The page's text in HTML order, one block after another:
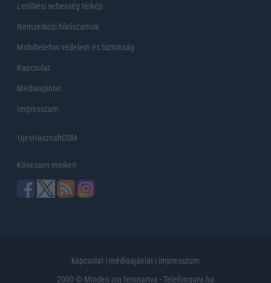
Letöltési sebesség térkép
Nemzetközi hívószámok
Mobiltelefon védelem és biztonság
Kapcsolat
Médiaajánlat
Impresszum
UjesHasznaltGSM
Kövessen minket!
kapcsolat | médiaajánlat | impresszum
2000 © Minden jog fenntartva - Telefonguru.hu